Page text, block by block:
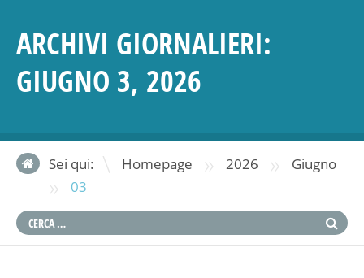
ARCHIVI GIORNALIERI:
GIUGNO 3, 2026
Sei qui: Homepage » 2026 » Giugno
» 03